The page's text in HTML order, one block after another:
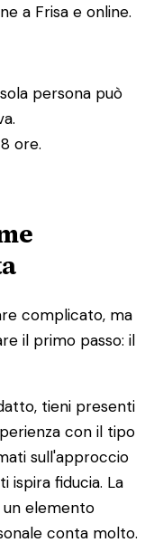
a Frisa e online.
persona può
ore.
complicato, ma
il primo passo: il
tieni presenti
con il tipo
sull'approccio
ispira fiducia. La
elemento
conta molto.